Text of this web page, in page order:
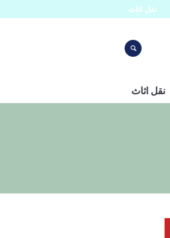
نقل اثاث
نقل اثاث